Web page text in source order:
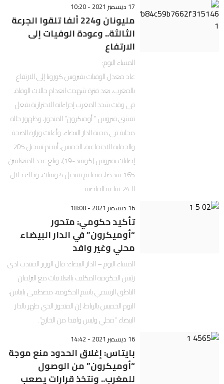
17 ديسمبر 2021 - 10:20
مليونان و224 ألفا تلقوا الجرعة
الثالثة.. وعودة الوفيات إلى
الارتفاع
المساء اليوم:
عاد معدل الوفيات بفيروس كورونا إلى الارتفاع
بالمغرب، بعد فترة شهدت انعدام حالات الوفاة،
في وقت شدد المغرب إجراءاته الاحترازية بفعل
تفشي فيروس ” أوميكرون” المتحور، وظهور حالة
محلية في مدينة الدار البيضاء. وأعلنت وزارة الصحة
والحماية الاجتماعية، الخميس، أنه تم تسجيل 205
إصابات بفيروس (كوفيد-19)، وبلغ عدد المتعافين
165 شخصا، فيما تم تسجيل 4 وفيات، وذلك خلال
الـ24 ساعة الماضية.
16 ديسمبر 2021 - 18:08
تأكيد حكومي: متحور
“أوميكرون” في الدار البيضاء
محلي وغير وافد
المساء اليوم – الدار البيضاء: قال الوزير المنتدب لدى
رئيس الحكومة المكلف بالعلاقات مع البرلمان
الناطق الرسمي باسم الحكومة، مصطفى بايتاس،
اليوم الخميس بالرباط، إن المتحور الذي ظهر بالدار
البيضاء “محلي وليس وافدا من الخارج”.
16 ديسمبر 2021 - 14:42
بايتاس: إغلاق الحدود منع موجة
“أوميكرون” من الوصول
للمغرب.. ونتخذ قرارات يصعب